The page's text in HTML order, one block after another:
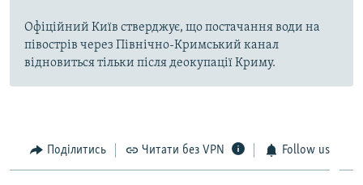
Офіційний Київ стверджує, що постачання води на
півострів через Північно-Кримський канал
відновиться тільки після деокупації Криму.
Поділитись Читати без VPN Follow us